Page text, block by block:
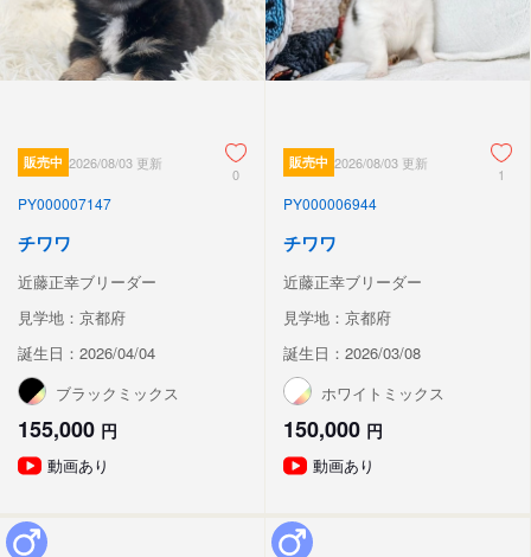
販売中 2026/08/03 更新
0
PY000007147
チワワ
近藤正幸ブリーダー
見学地：京都府
誕生日：2026/04/04
ブラックミックス
155,000 円
動画あり
販売中 2026/08/03 更新
1
PY000006944
チワワ
近藤正幸ブリーダー
見学地：京都府
誕生日：2026/03/08
ホワイトミックス
150,000 円
動画あり